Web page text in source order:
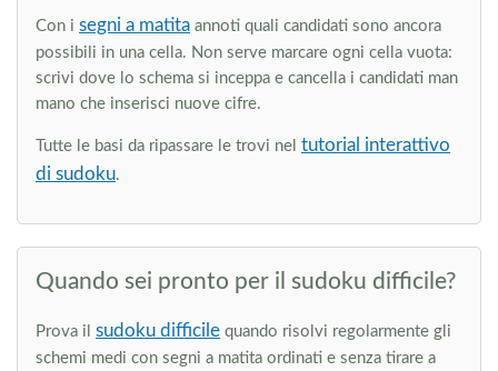
Con i segni a matita annoti quali candidati sono ancora
possibili in una cella. Non serve marcare ogni cella vuota:
scrivi dove lo schema si inceppa e cancella i candidati man
mano che inserisci nuove cifre.
Tutte le basi da ripassare le trovi nel tutorial interattivo
di sudoku.
Quando sei pronto per il sudoku difficile?
Prova il sudoku difficile quando risolvi regolarmente gli
schemi medi con segni a matita ordinati e senza tirare a